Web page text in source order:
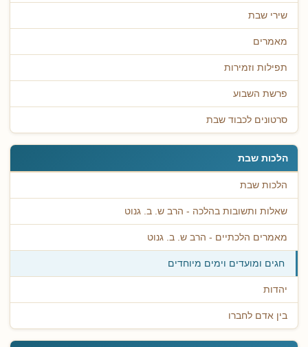
שירי שבת
מאמרים
תפילות וזמירות
פרשת השבוע
סרטונים לכבוד שבת
הלכות שבת
הלכות שבת
שאלות ותשובות בהלכה - הרב ש. ב. גנוט
מאמרים הלכתיים - הרב ש. ב. גנוט
חגים ומועדים וימים מיוחדים
יהדות
בין אדם לחברו